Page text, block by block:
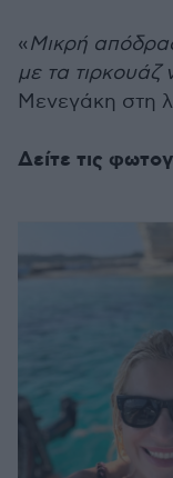
«Μικρή
με τα τιρκουάζ
Μενεγάκη στη
Δείτε τις